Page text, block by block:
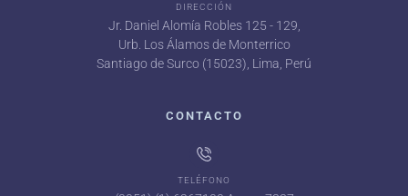
DIRECCIÓN
Jr. Daniel Alomía Robles 125 - 129,
Urb. Los Álamos de Monterrico
Santiago de Surco (15023), Lima, Perú
CONTACTO
TELÉFONO